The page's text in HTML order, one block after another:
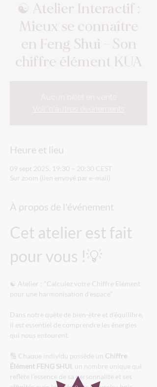
☯️ Atelier Interactif :
Mieux se connaître
en Feng Shui – Son
chiffre élément KUA
Heure et lieu
09 sept 2025, 19:30 – 20:30 CEST
Sur zoom (lien envoyé par e-mail)
À propos de l'événement
Cet atelier est fait
pour vous !💡
☯️ Atelier : "Calculez votre Chiffre Élément
pour une harmonisation d'espace"
Dans notre quête de bien-être et d’équilibre,
il est essentiel de comprendre les énergies
qui nous entourent.
🔢 Chaque individu possède un Chiffre
Élément FENG SHUI , un nombre unique qui
reflète l’essence de sa personnalité et ses